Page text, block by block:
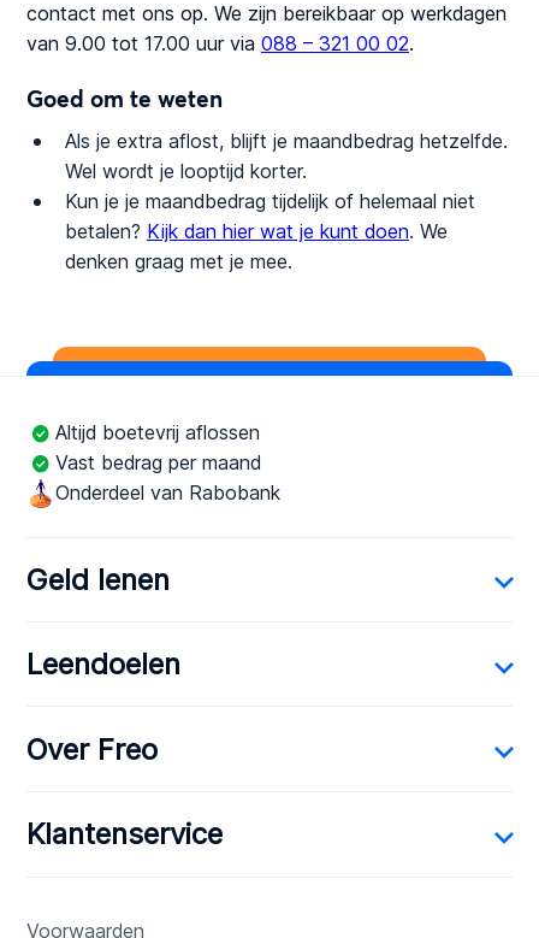
contact met ons op. We zijn bereikbaar op werkdagen
van 9.00 tot 17.00 uur via 088 – 321 00 02.
Goed om te weten
Als je extra aflost, blijft je maandbedrag hetzelfde.
Wel wordt je looptijd korter.
Kun je je maandbedrag tijdelijk of helemaal niet
betalen? Kijk dan hier wat je kunt doen. We
denken graag met je mee.
Altijd boetevrij aflossen
Vast bedrag per maand
Onderdeel van Rabobank
Geld lenen
Leendoelen
Over Freo
Klantenservice
Voorwaarden